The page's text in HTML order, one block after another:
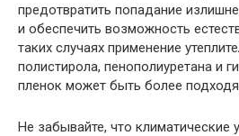
предотвратить попадание
и обеспечить возможность
таких случаях применение
полистирола, пенополиуретана и
пленок может быть более
Не забывайте, что климатические